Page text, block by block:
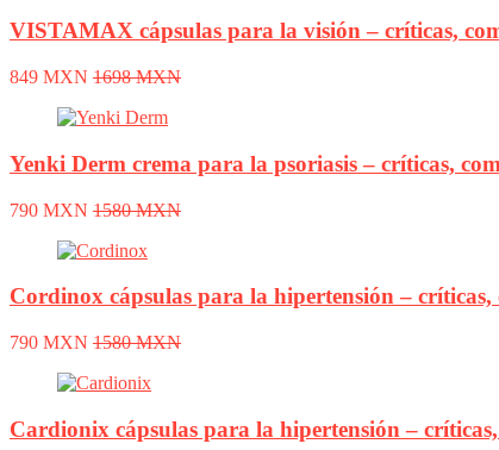
VISTAMAX cápsulas para la visión – críticas,
849 MXN 1698 MXN
Yenki Derm crema para la psoriasis – críticas,
790 MXN 1580 MXN
Cordinox cápsulas para la hipertensión –
790 MXN 1580 MXN
Cardionix cápsulas para la hipertensión –